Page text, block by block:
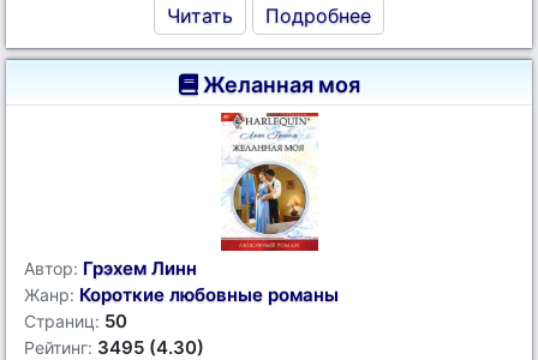
Читать Подробнее
Желанная моя
Автор: Грэхем Линн
Жанр: Короткие любовные романы
Страниц: 50
Рейтинг: 3495 (4.30)